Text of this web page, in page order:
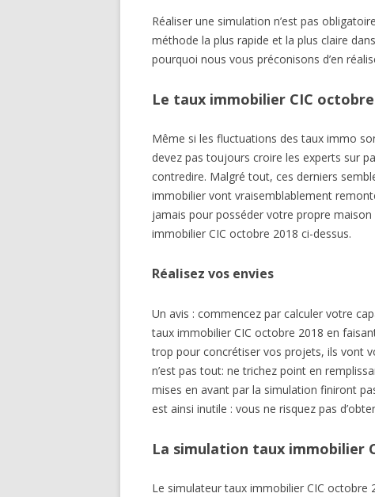
Réaliser une simulation n’est pas
méthode la plus rapide et la plus claire
pourquoi nous vous préconisons d’en
Le taux immobilier CIC
Même si les fluctuations des taux immo
devez pas toujours croire les experts sur
contredire. Malgré tout, ces derniers
immobilier vont vraisemblablement
jamais pour posséder votre propre
immobilier CIC octobre 2018 ci-dessus.
Réalisez vos envies
Un avis : commencez par calculer votre
taux immobilier CIC octobre 2018 en
trop pour concrétiser vos projets, ils vont
n’est pas tout: ne trichez point en
mises en avant par la simulation finiront
est ainsi inutile : vous ne risquez pas
La simulation taux immobilier
Le simulateur taux immobilier CIC